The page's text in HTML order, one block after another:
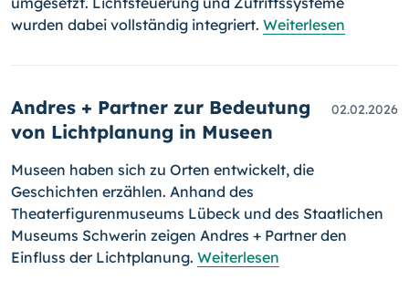
wurden dabei vollständig integriert. Weiterlesen
Andres + Partner zur Bedeutung
von Lichtplanung in Museen
02.02.2026
Museen haben sich zu Orten entwickelt, die
Geschichten erzählen. Anhand des
Theaterfigurenmuseums Lübeck und des Staatlichen
Museums Schwerin zeigen Andres + Partner den
Einfluss der Lichtplanung. Weiterlesen